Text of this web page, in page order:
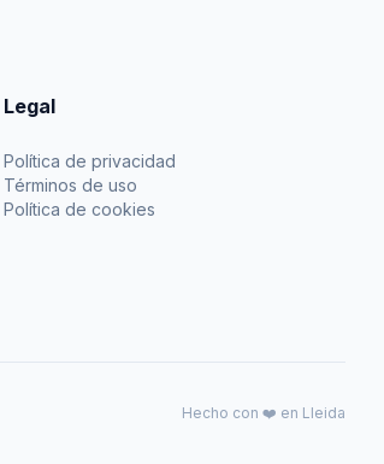
Legal
Política de privacidad
Términos de uso
Política de cookies
Hecho con ❤️ en Lleida